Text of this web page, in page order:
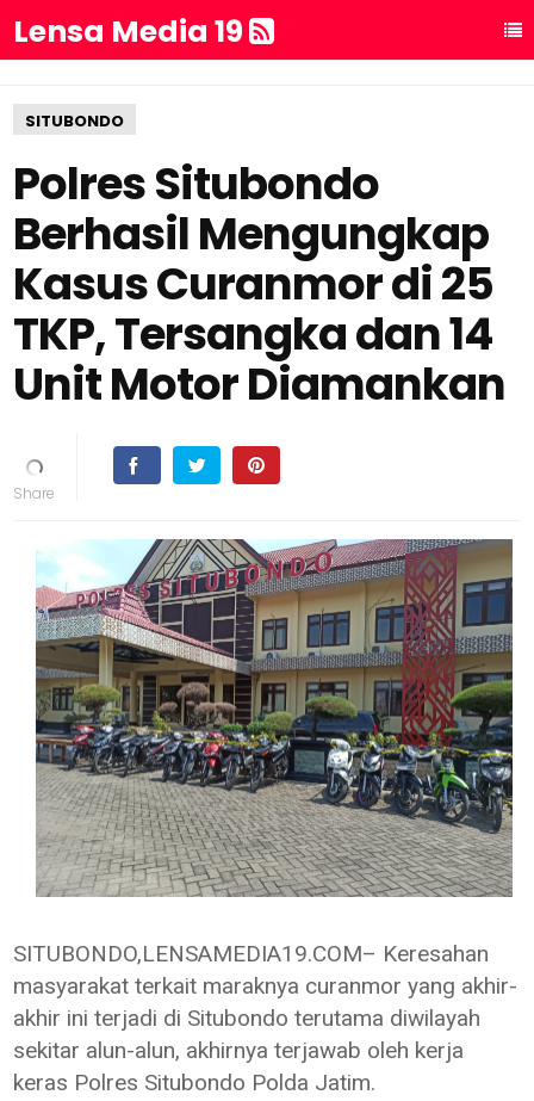
Lensa Media 19
SITUBONDO
Polres Situbondo
Berhasil Mengungkap
Kasus Curanmor di 25
TKP, Tersangka dan 14
Unit Motor Diamankan
SITUBONDO,LENSAMEDIA19.COM– Keresahan
masyarakat terkait maraknya curanmor yang akhir-
akhir ini terjadi di Situbondo terutama diwilayah
sekitar alun-alun, akhirnya terjawab oleh kerja
keras Polres Situbondo Polda Jatim.